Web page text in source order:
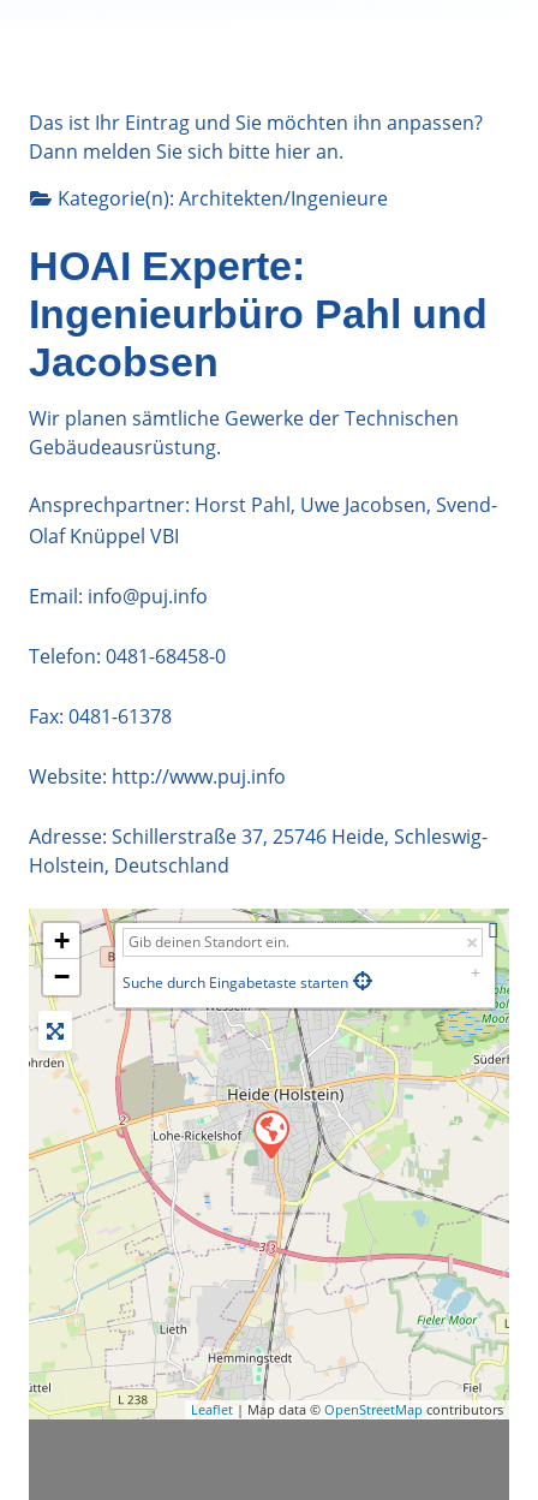
Das ist Ihr Eintrag und Sie möchten ihn anpassen?
Dann melden Sie sich bitte hieran.
Kategorie(n): Architekten/Ingenieure
HOAI Experte:
Ingenieurbüro Pahl und
Jacobsen
Wir planen sämtliche Gewerke der Technischen
Gebäudeausrüstung.
Ansprechpartner: Horst Pahl, Uwe Jacobsen, Svend-
Olaf Knüppel VBI
Email: info@puj.info
Telefon: 0481-68458-0
Fax: 0481-61378
Website: http://www.puj.info
Adresse: Schillerstraße 37, 25746 Heide, Schleswig-
Holstein, Deutschland
+
−
Suche durch Eingabetaste starten
Leaflet | Map data © OpenStreetMap contributors